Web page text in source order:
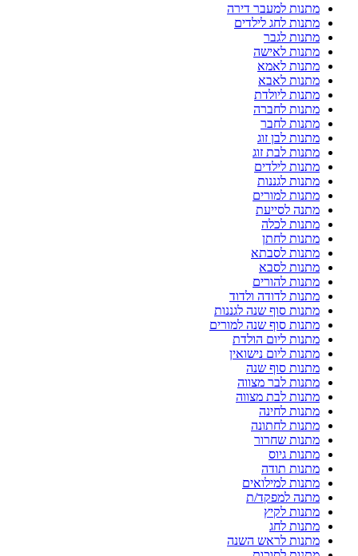
מתנות למעבר דירה
מתנות לחג לילדים
מתנות לגבר
מתנות לאישה
מתנות לאמא
מתנות לאבא
מתנות ליולדת
מתנות לחברה
מתנות לחבר
מתנות לבן זוג
מתנות לבת זוג
מתנות לילדים
מתנות לגננות
מתנות למורים
מתנה לסייעת
מתנות לכלה
מתנות לחתן
מתנות לסבתא
מתנות לסבא
מתנות להורים
מתנות לדודה ולדוד
מתנות סוף שנה לגננות
מתנות סוף שנה למורים
מתנות ליום הולדת
מתנות ליום נישואין
מתנות סוף שנה
מתנות לבר מצווה
מתנות לבת מצווה
מתנות לחינה
מתנות לחתונה
מתנות שחרור
מתנות גיוס
מתנות תודה
מתנות למילואים
מתנה למפקד/ת
מתנות לקיץ
מתנות לחג
מתנות לראש השנה